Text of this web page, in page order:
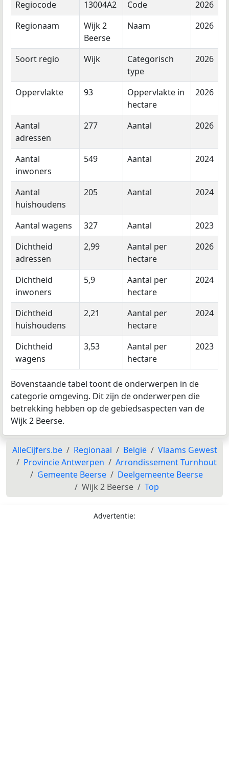
Regiocode 13004A2 Code
2026
Regionaam
Wijk 2
Beerse
Naam 2026
Soort regio Wijk
Categorisch
type
2026
Oppervlakte 93
Oppervlakte in
hectare
2026
Aantal
adressen
277 Aantal 2026
Aantal
inwoners
549 Aantal 2024
Aantal
huishoudens
205 Aantal 2024
Aantal wagens 327 Aantal
2023
Dichtheid
adressen
2,99
Aantal per
hectare
2026
Dichtheid
inwoners
5,9
Aantal per
hectare
2024
Dichtheid
huishoudens
2,21
Aantal per
hectare
2024
Dichtheid
wagens
3,53
Aantal per
hectare
2023
Bovenstaande tabel toont de onderwerpen in de
categorie omgeving. Dit zijn de onderwerpen die
betrekking hebben op de gebiedsaspecten van de
Wijk 2 Beerse.
AlleCijfers.be Regionaal België
Vlaams Gewest
Provincie Antwerpen
Arrondissement Turnhout
Gemeente Beerse
Deelgemeente Beerse
Wijk 2 Beerse
Top
Advertentie: